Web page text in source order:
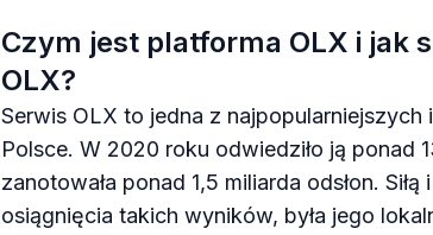
Czym jest platforma OLX i jak
OLX?
Serwis OLX to jedna z
Polsce. W 2020 roku odwiedziło ją ponad
zanotowała ponad 1,5 miliarda odsłon.
osiągnięcia takich wyników, była jego